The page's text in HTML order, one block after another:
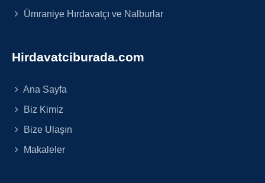
Ümraniye Hırdavatçı ve Nalburlar
Hirdavatciburada.com
Ana Sayfa
Biz Kimiz
Bize Ulaşın
Makaleler